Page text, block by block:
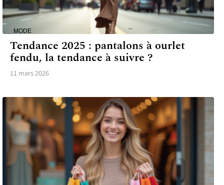
MODE
Tendance 2025 : pantalons à ourlet
fendu, la tendance à suivre ?
11 mars 2026